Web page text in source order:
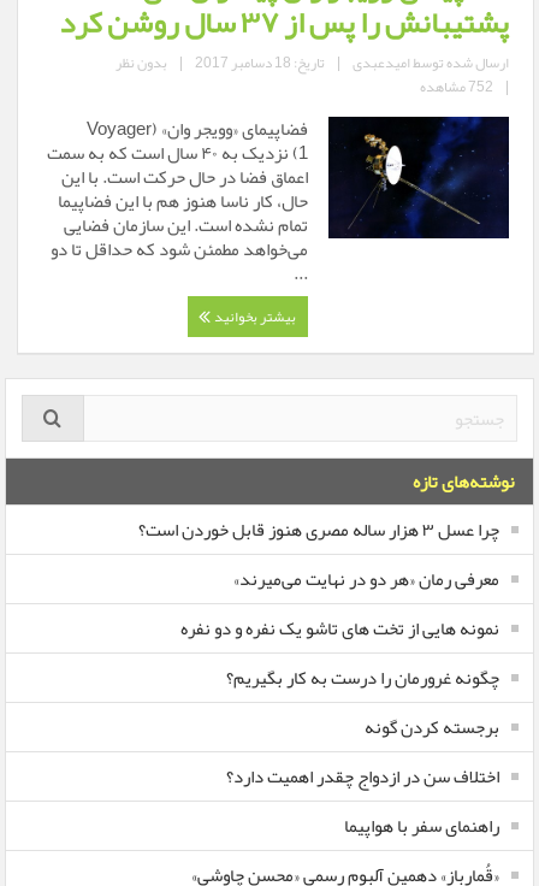
پشتیبانش را پس از ۳۷ سال روشن کرد
ارسال شده توسطامیدعبدی | تاریخ: 18 دسامبر 2017 | بدون نظر
| 752 مشاهده
فضاپیمای «وویجر وان» (Voyager
1) نزدیک به ۴۰ سال است که به سمت
اعماق فضا در حال حرکت است. با این
حال، کار ناسا هنوز هم با این فضاپیما
تمام نشده است. این سازمان فضایی
می‌خواهد مطمئن شود که حداقل تا دو
...
بیشتر بخوانید
نوشته‌های تازه
چرا عسل ۳ هزار ساله‌ مصری هنوز قابل خوردن است؟
معرفی رمان «هر دو در نهایت می‌میرند»
نمونه هایی از تخت های تاشو یک نفره و دو نفره
چگونه غرورمان را درست به کار بگیریم؟
برجسته کردن گونه
اختلاف سن در ازدواج چقدر اهمیت دارد؟
راهنمای سفر با هواپیما
«قُمارباز» دهمین آلبوم رسمی «محسن چاوشی»